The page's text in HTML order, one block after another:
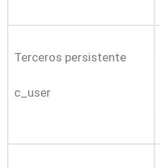
Terceros persistente
c_user